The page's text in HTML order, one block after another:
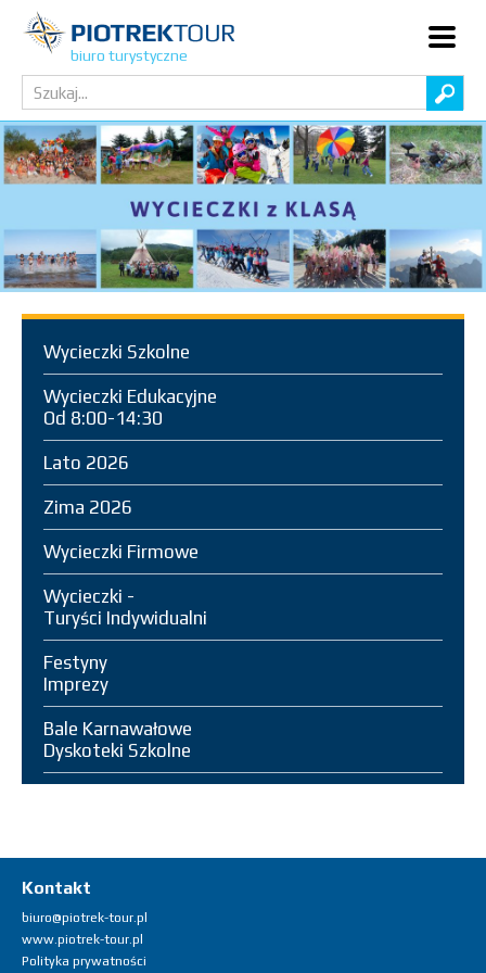
biuro turystyczne
Wycieczki Szkolne
Wycieczki Edukacyjne
Od 8:00-14:30
Lato 2026
Zima 2026
Wycieczki Firmowe
Wycieczki -
Turyści Indywidualni
Festyny
Imprezy
Bale Karnawałowe
Dyskoteki Szkolne
Kontakt
biuro@piotrek-tour.pl
www.piotrek-tour.pl
Polityka prywatności